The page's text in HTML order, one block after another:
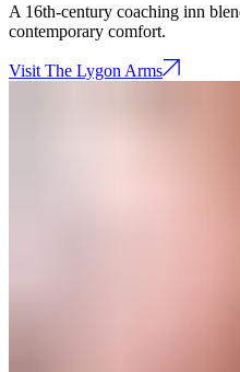
A 16th-century coaching inn
contemporary comfort.​​​​‌ ‍ ​‍​‍‌‍ ‌ ​‍‌‍‍‌‌‍‌ ‌‍‍‌‌‍ ‍​‍​‍​ ‍‍​‍​‍‌ ​ ‌‍​‌‌‍ ‍‌‍‍‌‌ ‌​‌ ‍‌​‍ ‍‌‍‍‌‌‍ ​‍​‍​‍ ​​‍​‍‌‍‍​‌ ​‍‌‍‌‌‌‍‌‍​‍​‍​ ‍‍​‍​‍‌‍‍​‌ ‌​‌ ‌​‌ ​​‌ ​ ​ ‍‍​‍ ​‍ ‌‍ ​​‍ ‌‌‍​‌‌‍ ‍‌‍‌​​‍ ‌‌ ​‍​‍ ‌‌‍‍​‌‍ ‌ ‌​‌‍‌‌‌‍ ​‌ ​ ​‍ ‌‌ ​ ‌ ‌​‌ ‌‌‌‍‌​‌‍‍‌‌‍ ​‍ ‍‌ ‌‍‌‍‌‌‌ ​‍‌‍​ ‌‍‌‌‌‍ ​​‍ ‍‌‍​‌‌ ​​‌ ​​​‍ ‌‍‍‌‌‍ ‍‌ ‌​‌‍‌‌‌‍ ‍‌ ‌​​‍ ‌‍‌‌‌‍‌​‌‍‍‌‌ ‌​​‍ ‌‍ ‌‌‍ ‌‍‌​‌‍‌‌​ ‌‌ ​​‌ ​‍‌‍‌‌‌ ​ ‌‍‌‌‌‍ ‍‌ ‌​‌‍​‌‌ ‌​‌‍‍‌‌‍ ‌‍ ‍​ ‍ ‌‍‍‌‌‍‌​​ ‌​ ​​​ ​‌​ ‌ ​ ‌‍​ ​​‌‍‌‍​ ‍‌​ ‍‌​‍ ‌‌‍​‌​ ‍‌‌‍‌‌‌‍​‍​‍ ‌​ ‌​​ ​‌​ ‍‌​ ‍​​‍ ‌‌‍​‌​ ​​‌‍​‍‌‍‌​​‍ ‌​ ​​​ ​‍​ ​‌​ ‌‌​ ‌​​ ​‌​ ​ ‌‍‌​​ ‌​​ ‌‍​ ‌‌‌‍‌‌​ ‍ ‌ ‌​‌ ‍‌‌ ​​‌‍‌‌​ ‌‌‍‍​‌‍ ‌ ‌​‌‍‌‌‌‍ ​​ ‍ ‌ ​​‌‍​‌‌ ‌​‌‍‍​​ ‌‌‍‌‌‌ ‍​‌‍​ ‌‍‌‌‌ ​‍‌ ​​‌ ‌​​ ‌‍​‍‌‍​‌‌ ​ ‌‍‌‌‌‌‌‌‌ ​‍‌‍ ​​ ‌‌‍‍​‌ ‌​‌ ‌​‌ ​​‌ ​ ​‍‌‌​ ​ ‌​​‌​‍‌‌​ ​‍‌​‌‍​‍‌‌​ ​‍‌​‌‍‌‍ ​​‍ ‌‌‍​‌‌‍ ‍‌‍‌​​‍ ‌‌ ​‍​‍ ‌‌‍‍​‌‍ ‌ ‌​‌‍‌‌‌‍ ​‌ ​ ​‍ ‌‌ ​ ‌ ‌​‌ ‌‌‌‍‌​‌‍‍‌‌‍ ​‍ ‍‌ ‌‍‌‍‌‌‌ ​‍‌‍​ ‌‍‌‌‌‍ ​​‍ ‍‌‍​‌‌ ​​‌ ​​​‍‌‍‌‍‍‌‌‍‌​​ ‌​ ​​​ ​‌​ ‌ ​ ‌‍​ ​​‌‍‌‍​ ‍‌​ ‍‌​‍ ‌‌‍​‌​ ‍‌‌‍‌‌‌‍​‍​‍ ‌​ ‌​​ ​‌​ ‍‌​ ‍​​‍ ‌‌‍​‌​ ​​‌‍​‍‌‍‌​​‍ ‌​ ​​​ ​‍​ ​‌​ ‌‌​ ‌​​ ​‌​ ​ ‌‍‌​​ ‌​​ ‌‍​ ‌‌‌‍‌‌​‍‌‍‌ ‌​‌ ‍‌‌ ​​‌‍‌‌​ ‌‌‍‍​‌‍ ‌ ‌​‌‍‌‌‌‍ ​​‍‌‍‌ ​​‌‍​‌‌ ‌​‌‍‍​​ ‌‌‍‌‌‌ ‍​‌‍​ ‌‍‌‌‌ ​‍‌ ​​‌ ‌​​‍‌‍‌ ​​‌‍‌‌‌ ​‍‌ ​ ‌ ​​‌‍‌‌‌‍​ ‌ ‌​‌‍‍‌‌ ‌‍‌‍‌‌​ ‌‌ ​​‌ ‌‌‌‍​‍‌‍ ​‌‍‍‌‌ ​ ‌‍‍​‌‍‌‌‌‍‌​​‍​‍‌ ‌
Visit The Lygon Arms​​​​‌ ‍ ​‍​‍‌‍ ‌ ​‍‌‍‍‌‌‍‌ ‌‍‍‌‌‍ ‍​‍​‍​ ‍‍​‍​‍‌ ​ ‌‍​‌‌‍ ‍‌‍‍‌‌ ‌​‌ ‍‌​‍ ‍‌‍‍‌‌‍ ​‍​‍​‍ ​​‍​‍‌‍‍​‌ ​‍‌‍‌‌‌‍‌‍​‍​‍​ ‍‍​‍​‍‌‍‍​‌ ‌​‌ ‌​‌ ​​‌ ​ ​ ‍‍​‍ ​‍ ‌‍ ​​‍ ‌‌‍​‌‌‍ ‍‌‍‌​​‍ ‌‌ ​‍​‍ ‌‌‍‍​‌‍ ‌ ‌​‌‍‌‌‌‍ ​‌ ​ ​‍ ‌‌ ​ ‌ ‌​‌ ‌‌‌‍‌​‌‍‍‌‌‍ ​‍ ‍‌ ‌‍‌‍‌‌‌ ​‍‌‍​ ‌‍‌‌‌‍ ​​‍ ‍‌‍​‌‌ ​​‌ ​​​‍ ‌‍‍‌‌‍ ‍‌ ‌​‌‍‌‌‌‍ ‍‌ ‌​​‍ ‌‍‌‌‌‍‌​‌‍‍‌‌ ‌​​‍ ‌‍ ‌‌‍ ‌‍‌​‌‍‌‌​ ‌‌ ​​‌ ​‍‌‍‌‌‌ ​ ‌‍‌‌‌‍ ‍‌ ‌​‌‍​‌‌ ‌​‌‍‍‌‌‍ ‌‍ ‍​ ‍ ‌‍‍‌‌‍‌​​ ‌​ ​​​ ​‌​ ‌ ​ ‌‍​ ​​‌‍‌‍​ ‍‌​ ‍‌​‍ ‌‌‍​‌​ ‍‌‌‍‌‌‌‍​‍​‍ ‌​ ‌​​ ​‌​ ‍‌​ ‍​​‍ ‌‌‍​‌​ ​​‌‍​‍‌‍‌​​‍ ‌​ ​​​ ​‍​ ​‌​ ‌‌​ ‌​​ ​‌​ ​ ‌‍‌​​ ‌​​ ‌‍​ ‌‌‌‍‌‌​ ‍ ‌ ‌​‌ ‍‌‌ ​​‌‍‌‌​ ‌‌‍‍​‌‍ ‌ ‌​‌‍‌‌‌‍ ​​ ‍ ‌ ​​‌‍​‌‌ ‌​‌‍‍​​ ‌‌ ‌ ‌‍‌‌‌‍​‍‌ ​ ‌‍‍‌‌ ‌​‌‍‌‌‌​​ ‌ ‌​‌‍​‌​‍ ‍‌‍ ​‌‍​‌‌‍​‍‌‍‌‌‌‍ ​​ ‌‍​‍‌‍​‌‌ ​ ‌‍‌‌‌‌‌‌‌ ​‍‌‍ ​​ ‌‌‍‍​‌ ‌​‌ ‌​‌ ​​‌ ​ ​‍‌‌​ ​ ‌​​‌​‍‌‌​ ​‍‌​‌‍​‍‌‌​ ​‍‌​‌‍‌‍ ​​‍ ‌‌‍​‌‌‍ ‍‌‍‌​​‍ ‌‌ ​‍​‍ ‌‌‍‍​‌‍ ‌ ‌​‌‍‌‌‌‍ ​‌ ​ ​‍ ‌‌ ​ ‌ ‌​‌ ‌‌‌‍‌​‌‍‍‌‌‍ ​‍ ‍‌ ‌‍‌‍‌‌‌ ​‍‌‍​ ‌‍‌‌‌‍ ​​‍ ‍‌‍​‌‌ ​​‌ ​​​‍‌‍‌‍‍‌‌‍‌​​ ‌​ ​​​ ​‌​ ‌ ​ ‌‍​ ​​‌‍‌‍​ ‍‌​ ‍‌​‍ ‌‌‍​‌​ ‍‌‌‍‌‌‌‍​‍​‍ ‌​ ‌​​ ​‌​ ‍‌​ ‍​​‍ ‌‌‍​‌​ ​​‌‍​‍‌‍‌​​‍ ‌​ ​​​ ​‍​ ​‌​ ‌‌​ ‌​​ ​‌​ ​ ‌‍‌​​ ‌​​ ‌‍​ ‌‌‌‍‌‌​‍‌‍‌ ‌​‌ ‍‌‌ ​​‌‍‌‌​ ‌‌‍‍​‌‍ ‌ ‌​‌‍‌‌‌‍ ​​‍‌‍‌ ​​‌‍​‌‌ ‌​‌‍‍​​ ‌‌ ‌ ‌‍‌‌‌‍​‍‌ ​ ‌‍‍‌‌ ‌​‌‍‌‌‌​​ ‌ ‌​‌‍​‌​‍ ‍‌‍ ​‌‍​‌‌‍​‍‌‍‌‌‌‍ ​​‍‌‍‌ ​​‌‍‌‌‌ ​‍‌ ​ ‌ ​​‌‍‌‌‌‍​ ‌ ‌​‌‍‍‌‌ ‌‍‌‍‌‌​ ‌‌ ​​‌ ‌‌‌‍​‍‌‍ ​‌‍‍‌‌ ​ ‌‍‍​‌‍‌‌‌‍‌​​‍​‍‌ ‌